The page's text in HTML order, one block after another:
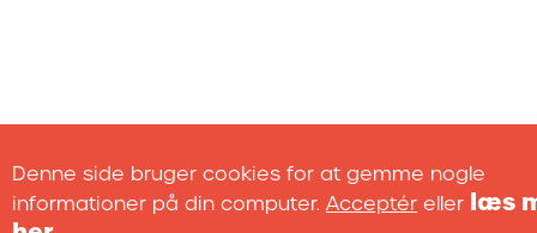
Denne side bruger cookies for at gemme nogle
informationer på din computer. Acceptér eller læs